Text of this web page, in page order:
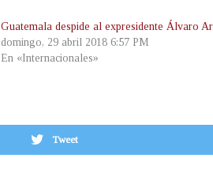
Guatemala despide al expresidente Álvaro
domingo, 29 abril 2018 6:57 PM
En «Internacionales»
Tweet